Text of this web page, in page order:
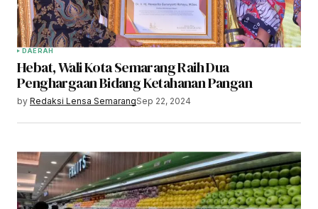
DAERAH
Hebat, Wali Kota Semarang Raih Dua
Penghargaan Bidang Ketahanan Pangan
by Redaksi Lensa SemarangSep 22, 2024